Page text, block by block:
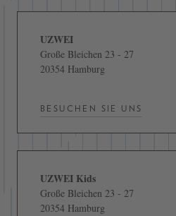
UZWEI
Große Bleichen 23 - 27
20354 Hamburg
BESUCHEN SIE UNS
UZWEI Kids
Große Bleichen 23 - 27
20354 Hamburg